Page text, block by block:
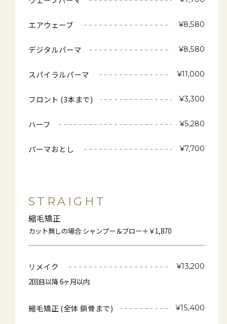
エアウェーブ ¥8,580
デジタルパーマ ¥8,580
スパイラルパーマ ¥11,000
フロント (3本まで) ¥3,300
ハーフ ¥5,280
パーマおとし ¥7,700
STRAIGHT
縮毛矯正
カット無しの場合 シャンプー＆ブロー＋￥1,870
リメイク ¥13,200
2回目以降 6ヶ月以内
縮毛矯正 (全体 鎖骨まで) ¥15,400